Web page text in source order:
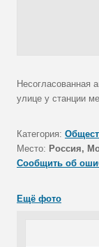
Несогласованная
улице у станции
Категория:
Место: Россия,
Сообщить об
Ещё фото